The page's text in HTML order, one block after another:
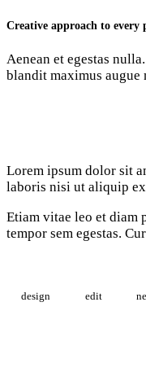
Creative approach to every
Aenean et egestas
blandit maximus augue
Lorem ipsum dolor sit
laboris nisi ut aliquip
Etiam vitae leo et diam
tempor sem egestas.
design edit